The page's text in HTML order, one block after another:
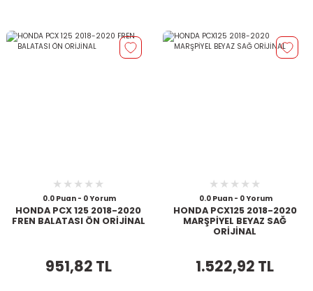
0.0 Puan - 0 Yorum
HONDA PCX 125 2018-2020
FREN BALATASI ÖN ORİJİNAL
951,82 TL
0.0 Puan - 0 Yorum
HONDA PCX125 2018-2020
MARŞPİYEL BEYAZ SAĞ
ORİJİNAL
1.522,92 TL